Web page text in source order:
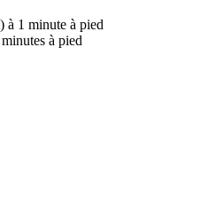
à 1 minute à pied
à pied